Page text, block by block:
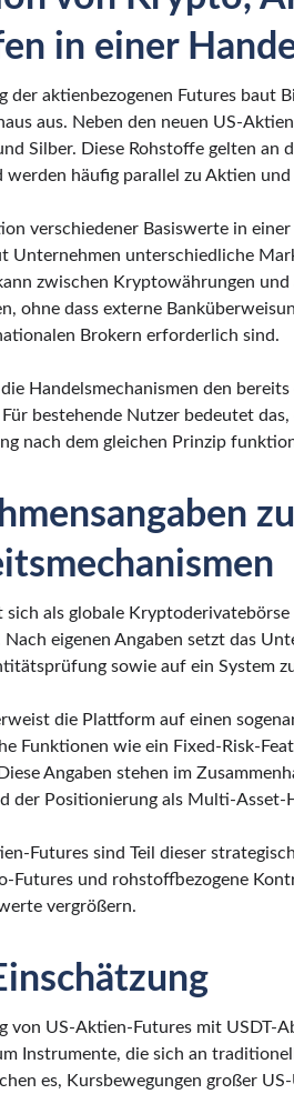
in einer
der aktienbezogenen Futures baut
aus. Neben den neuen US-
Silber. Diese Rohstoffe gelten an
werden häufig parallel zu Aktien
verschiedener Basiswerte in
Unternehmen unterschiedliche
zwischen Kryptowährungen
ohne dass externe
Brokern erforderlich sind.
Handelsmechanismen den
bestehende Nutzer bedeutet
nach dem gleichen Prinzip
sich als globale
Nach eigenen Angaben setzt das
sowie auf ein System
die Plattform auf einen
Funktionen wie ein Fixed-Risk-
Angaben stehen im
der Positionierung als Multi-Asset-
Futures sind Teil dieser
Futures und rohstoffbezogene
vergrößern.
von US-Aktien-Futures mit USDT-
Instrumente, die sich an
es, Kursbewegungen großer